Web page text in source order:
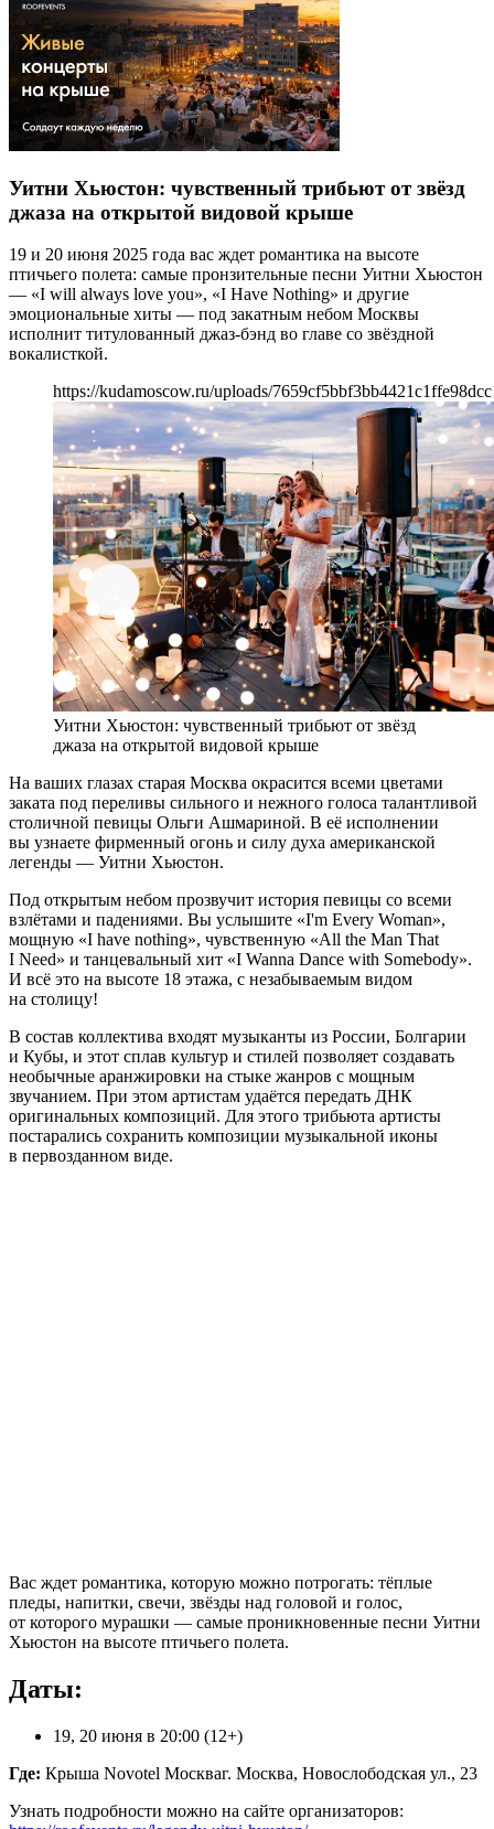
Уитни Хьюстон: чувственный трибьют от звёзд
джаза на открытой видовой крыше
19 и 20 июня 2025 года вас ждет романтика на высоте
птичьего полета: самые пронзительные песни Уитни Хьюстон
— «I will always love you», «I Have Nothing» и другие
эмоциональные хиты — под закатным небом Москвы
исполнит титулованный джаз-бэнд во главе со звёздной
вокалисткой.
https://kudamoscow.ru/uploads/
Уитни Хьюстон: чувственный трибьют от звёзд
джаза на открытой видовой крыше
На ваших глазах старая Москва окрасится всеми цветами
заката под переливы сильного и нежного голоса талантливой
столичной певицы Ольги Ашмариной. В её исполнении
вы узнаете фирменный огонь и силу духа американской
легенды — Уитни Хьюстон.
Под открытым небом прозвучит история певицы со всеми
взлётами и падениями. Вы услышите «I'm Every Woman»,
мощную «I have nothing», чувственную «All the Man That
I Need» и танцевальный хит «I Wanna Dance with Somebody».
И всё это на высоте 18 этажа, с незабываемым видом
на столицу!
В состав коллектива входят музыканты из России, Болгарии
и Кубы, и этот сплав культур и стилей позволяет создавать
необычные аранжировки на стыке жанров с мощным
звучанием. При этом артистам удаётся передать ДНК
оригинальных композиций. Для этого трибьюта артисты
постарались сохранить композиции музыкальной иконы
в первозданном виде.
Вас ждет романтика, которую можно потрогать: тёплые
пледы, напитки, свечи, звёзды над головой и голос,
от которого мурашки — самые проникновенные песни Уитни
Хьюстон на высоте птичьего полета.
Даты:
19, 20 июня в 20:00 (12+)
Где: Крыша Novotel Москваг. Москва, Новослободская ул., 23
Узнать подробности можно на сайте организаторов: